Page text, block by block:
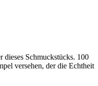
dieses Schmuckstücks. 100
versehen, der die Echtheit